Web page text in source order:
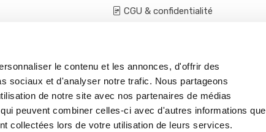
le contenu et les annonces, d'offrir des
sociaux et d'analyser notre trafic. Nous partageons
de notre site avec nos partenaires de médias
peuvent combiner celles-ci avec d'autres informations que
collectées lors de votre utilisation de leurs services.
CGU & confidentialité